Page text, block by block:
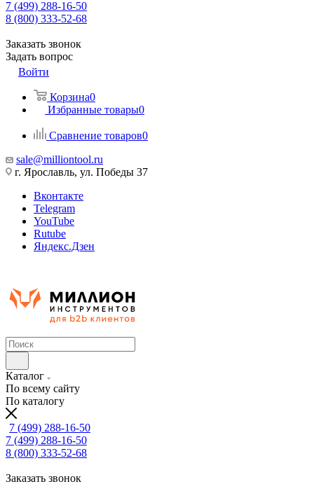
7 (499) 288-16-50
8 (800) 333-52-68
Заказать звонок
Задать вопрос
Войти
Корзина0
Избранные товары0
Сравнение товаров0
sale@milliontool.ru
г. Ярославль, ул. Победы 37
Вконтакте
Telegram
YouTube
Rutube
Яндекс.Дзен
Каталог
По всему сайту
По каталогу
7 (499) 288-16-50
7 (499) 288-16-50
8 (800) 333-52-68
Заказать звонок